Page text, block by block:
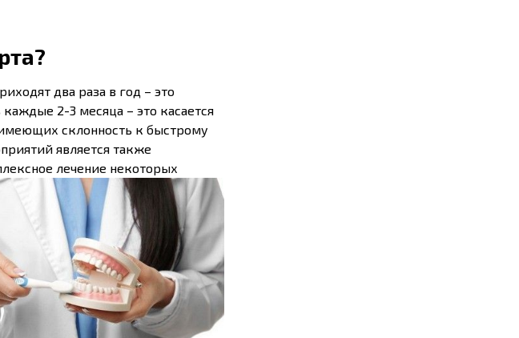
два раза в год – это
2-3 месяца – это касается
склонность к быстрому
является также
лечение некоторых